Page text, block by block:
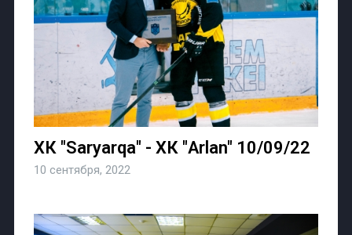
ХК "Saryarqa" - ХК "Arlan" 10/09/22
10 сентября, 2022